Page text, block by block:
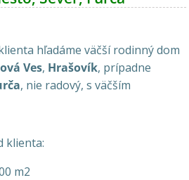
hľadáme väčší rodinný dom
Ves, Hrašovík, prípadne
, nie radový, s väčším
klienta:
m2